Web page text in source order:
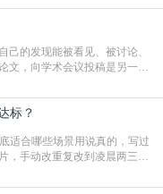
何系统、高效地打磨自己的论
，是每位研究者值得投入学
的发现能被看见、被讨论、
，向学术会议投稿是另一个
。本篇AEIC学术交流中心小编
果的传播与反馈学术会议通
标？
适合哪些场景用说真的，写过
，手动改重复改到凌晨两三
选对工具，半天就能搞定你两